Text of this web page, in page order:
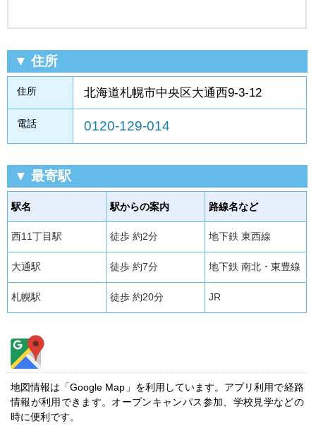
▼ 住所
住所 北海道札幌市中央区大通西9-3-12
電話 0120-129-014
▼ 最寄駅
駅名 駅からの案内 路線名など
西11丁目駅 徒歩 約2分 地下鉄 東西線
大通駅 徒歩 約7分 地下鉄 南北・東豊線
札幌駅 徒歩 約20分 JR
地図情報は「Google Map」を利用しています。アプリ利用で経路
情報が利用できます。オープンキャンパス参加、学校見学などの
時に便利です。